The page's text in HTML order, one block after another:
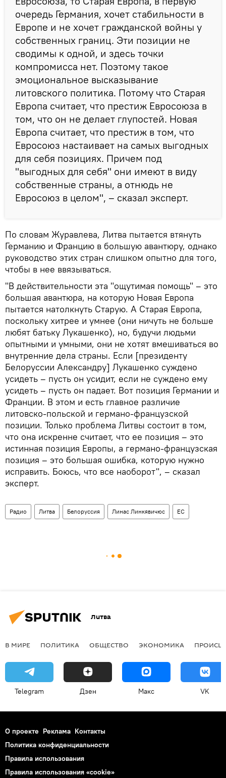
очередь Германия, хочет стабильности в
Европе и не хочет гражданской войны у
собственных границ. Эти позиции не
сводимы к одной, и здесь точки
компромисса нет. Поэтому такое
эмоциональное высказывание
литовского политика. Потому что Старая
Европа считает, что престиж Евросоюза в
том, что он не делает глупостей. Новая
Европа считает, что престиж в том, что
Евросоюз настаивает на самых выгодных
для себя позициях. Причем под
"выгодных для себя" они имеют в виду
собственные страны, а отнюдь не
Евросоюз в целом", – сказал эксперт.
По словам Журавлева, Литва пытается втянуть
Германию и Францию в большую авантюру, однако
руководство этих стран слишком опытно для того,
чтобы в нее ввязываться.
"В действительности эта "ощутимая помощь" – это
большая авантюра, на которую Новая Европа
пытается натолкнуть Старую. А Старая Европа,
поскольку хитрее и умнее (они ничуть не больше
любят батьку Лукашенко), но, будучи людьми
опытными и умными, они не хотят вмешиваться во
внутренние дела страны. Если [президенту
Белоруссии Александру] Лукашенко суждено
усидеть – пусть он усидит, если не суждено ему
усидеть – пусть он падает. Вот позиция Германии и
Франции. В этом и есть главное различие
литовско-польской и германо-французской
позиции. Только проблема Литвы состоит в том,
что она искренне считает, что ее позиция – это
истинная позиция Европы, а германо-французская
позиция – это большая ошибка, которую нужно
исправить. Боюсь, что все наоборот", – сказал
эксперт.
Радио Литва Белоруссия Линас Линкявичюс ЕС
Литва
В МИРЕ ПОЛИТИКА ОБЩЕСТВО ЭКОНОМИКА
Telegram Дзен Макс VK
О проекте Реклама Контакты
Политика конфиденциальности
Правила использования
Правила использования «cookie»